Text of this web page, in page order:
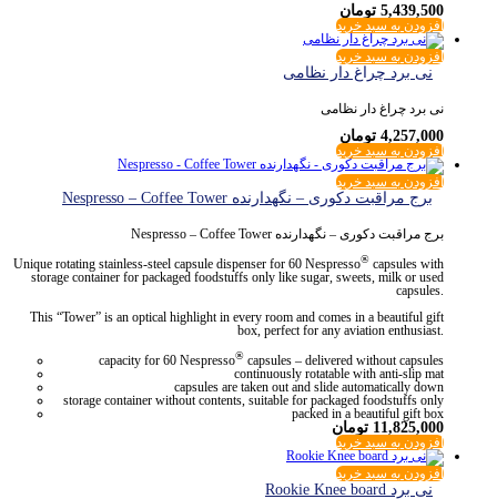
5,439,500 تومان
افزودن به سبد خرید
افزودن به سبد خرید
نی برد چراغ دار نظامی
نی برد چراغ دار نظامی
4,257,000 تومان
افزودن به سبد خرید
افزودن به سبد خرید
برج مراقبت دکوری – نگهدارنده Nespresso – Coffee Tower
برج مراقبت دکوری – نگهدارنده Nespresso – Coffee Tower
Unique rotating stainless-steel capsule dispenser for 60 Nespresso® capsules with
storage container for packaged foodstuffs only like sugar, sweets, milk or used
capsules.
This “Tower” is an optical highlight in every room and comes in a beautiful gift
box, perfect for any aviation enthusiast.
capacity for 60 Nespresso® capsules – delivered without capsules
continuously rotatable with anti-slip mat
capsules are taken out and slide automatically down
storage container without contents, suitable for packaged foodstuffs only
packed in a beautiful gift box
11,825,000 تومان
افزودن به سبد خرید
افزودن به سبد خرید
نی برد Rookie Knee board